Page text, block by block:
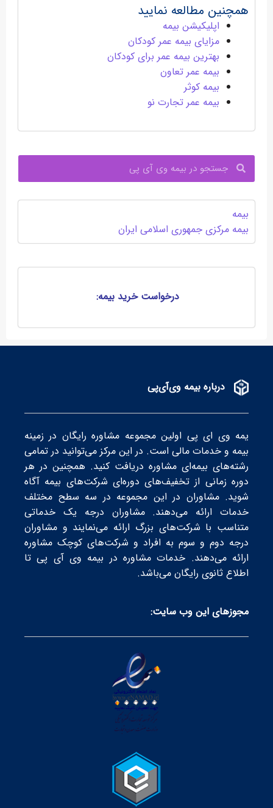
همچنین مطالعه نمایید
اپلیکیشن بیمه
مزایای بیمه عمر کودکان
بهترین بیمه عمر برای کودکان
بیمه عمر تعاون
بیمه کوثر
بیمه عمر تجارت نو
جستجو
بیمه
بیمه مرکزی جمهوری اسلامی ایران
درخواست خرید بیمه:
درباره بیمه وی‌آی‌پی
یمه وی ای پی اولین مجموعه مشاوره رایگان در زمینه
بیمه و خدمات مالی است. در این مرکز می‌توانید در تمامی
رشته‌های بیمه‌ای مشاوره دریافت کنید. همچنین در هر
دوره زمانی از تخفیف‌های دوره‌ای شرکت‌های بیمه‌ آگاه
شوید. مشاوران در این مجموعه در سه سطح‌ مختلف
خدمات ارائه می‌دهند. مشاوران درجه یک خدماتی
متناسب با شرکت‌های بزرگ ارائه می‌نمایند و مشاوران
درجه دوم و سوم به افراد و شرکت‌های کوچک مشاوره
ارائه می‌دهند. خدمات مشاوره در بیمه وی آی پی تا
اطلاع ثانوی رایگان می‌باشد.
مجوز‌های این وب سایت: